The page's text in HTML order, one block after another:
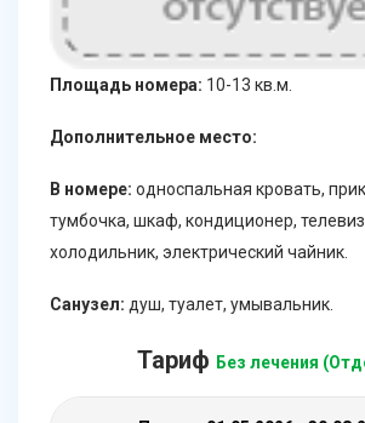
Площадь номера: 10-13 кв.м.
Дополнительное место:
В номере: односпальная кровать,
тумбочка, шкаф, кондиционер,
холодильник, электрический чайник.
Санузел: душ, туалет, умывальник.
Тариф Без лечения